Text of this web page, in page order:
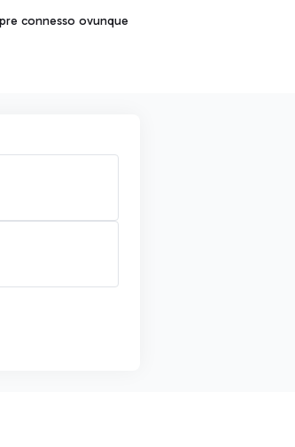
connesso ovunque